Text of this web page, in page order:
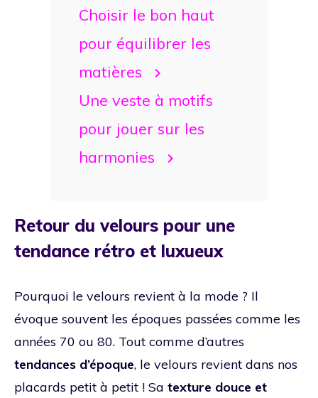
Choisir le bon haut
pour équilibrer les
matières
Une veste à motifs
pour jouer sur les
harmonies
Retour du velours pour une
tendance rétro et luxueux
Pourquoi le velours revient à la mode ? Il
évoque souvent les époques passées comme les
années 70 ou 80. Tout comme d’autres
tendances d’époque, le velours revient dans nos
placards petit à petit ! Sa texture douce et